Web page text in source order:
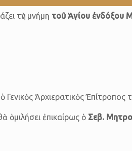
τὴν μνήμη τοῦ Ἁγίου ἐνδόξου
Ἀρχιερατικὸς
ὁμιλήσει ἐπικαίρως ὁ Σεβ.